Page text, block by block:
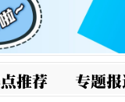
推荐 专题报